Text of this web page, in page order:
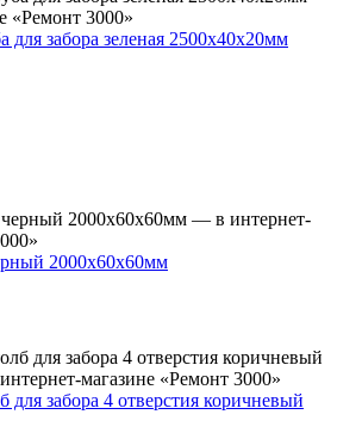
забора зеленая 2500х40х20мм
2000x60x60мм
забора 4 отверстия коричневый